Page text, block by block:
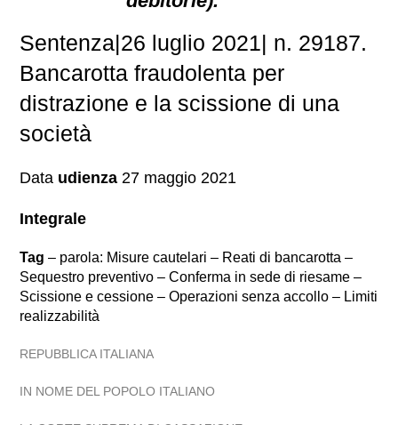
Sentenza|26 luglio 2021| n. 29187.
Bancarotta fraudolenta per
distrazione e la scissione di una
società
Data udienza 27 maggio 2021
Integrale
Tag – parola: Misure cautelari – Reati di bancarotta –
Sequestro preventivo – Conferma in sede di riesame –
Scissione e cessione – Operazioni senza accollo – Limiti
realizzabilità
REPUBBLICA ITALIANA
IN NOME DEL POPOLO ITALIANO